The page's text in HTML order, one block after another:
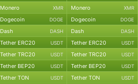
Monero XMR Monero XMR
Dogecoin DOGE Dogecoin DOGE
Dash DASH Dash DASH
Tether ERC20 USDT Tether ERC20 USDT
Tether TRC20 USDT Tether TRC20 USDT
Tether BEP20 USDT Tether BEP20 USDT
Tether TON USDT Tether TON USDT